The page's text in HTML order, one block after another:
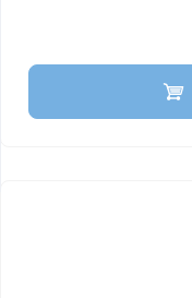
Tierbedarf